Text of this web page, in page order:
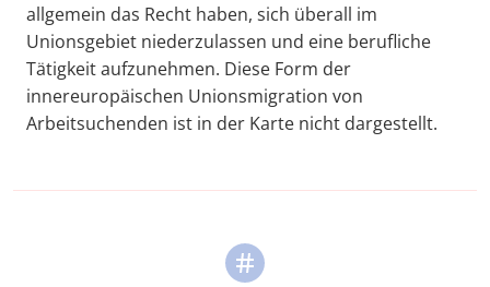
allgemein das Recht haben, sich überall im
Unionsgebiet niederzulassen und eine berufliche
Tätigkeit aufzunehmen. Diese Form der
innereuropäischen Unionsmigration von
Arbeitsuchenden ist in der Karte nicht dargestellt.